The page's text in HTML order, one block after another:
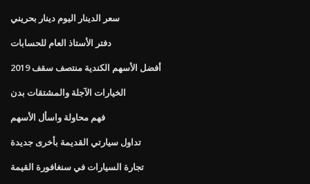
سعر الدينار اليوم دينار بحريني
دفتر الأستاذ العام للحسابات
أفضل الأسهم الكندية منتصف سقف 2019
الخيارات الآجلة والمشتقات بدن
فهم محاولة واسأل الأسهم
تداول سيارتي القديمة بأخرى جديدة
تجارة السيارات في سنغافورة القيمة